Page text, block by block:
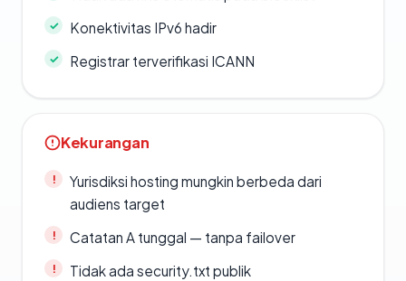
Konektivitas IPv6 hadir
Registrar terverifikasi ICANN
Kekurangan
Yurisdiksi hosting mungkin berbeda dari
audiens target
Catatan A tunggal — tanpa failover
Tidak ada security.txt publik